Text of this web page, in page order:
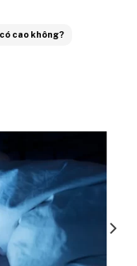
cao không?